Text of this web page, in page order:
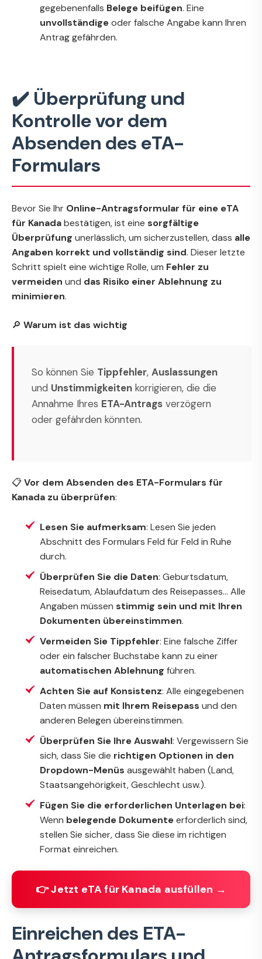
gegebenenfalls Belege beifügen. Eine
unvollständigeoder falsche Angabe kann Ihren
Antrag gefährden.
✔️ Überprüfung und
Kontrolle vor dem
Absenden des eTA-
Formulars
Bevor Sie Ihr Online-Antragsformular für eine eTA
für Kanadabestätigen, ist eine sorgfältige
Überprüfung unerlässlich, um sicherzustellen, dass alle
Angaben korrekt und vollständig sind. Dieser letzte
Schritt spielt eine wichtige Rolle, um Fehler zu
vermeiden und das Risiko einer Ablehnung zu
minimieren.
🔎 Warum ist das wichtig
So können Sie Tippfehler, Auslassungen
und Unstimmigkeiten korrigieren, die die
Annahme Ihres ETA-Antrags verzögern
oder gefährden könnten.
📋Vor dem Absenden des ETA-Formulars für
Kanada zu überprüfen:
Lesen Sie aufmerksam: Lesen Sie jeden
Abschnitt des Formulars Feld für Feld in Ruhe
durch.
Überprüfen Sie die Daten: Geburtsdatum,
Reisedatum, Ablaufdatum des Reisepasses... Alle
Angaben müssen stimmig sein und mit Ihren
Dokumenten übereinstimmen.
Vermeiden Sie Tippfehler: Eine falsche Ziffer
oder ein falscher Buchstabe kann zu einer
automatischen Ablehnung führen.
Achten Sie auf Konsistenz: Alle eingegebenen
Daten müssen mit Ihrem Reisepass und den
anderen Belegen übereinstimmen.
Überprüfen Sie Ihre Auswahl: Vergewissern Sie
sich, dass Sie die richtigen Optionen in den
Dropdown-Menüs ausgewählt haben (Land,
Staatsangehörigkeit, Geschlecht usw.).
Fügen Sie die erforderlichen Unterlagen bei:
Wenn belegende Dokumenteerforderlich sind,
stellen Sie sicher, dass Sie diese im richtigen
Format einreichen.
👉 Jetzt eTA für Kanada ausfüllen →
Einreichen des ETA-